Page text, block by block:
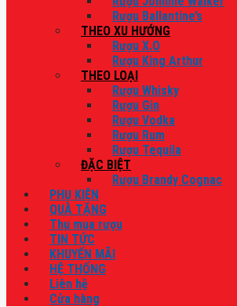
Rượu Ballantine’s
THEO XU HƯỚNG
Rượu X.O
Rượu King Arthur
THEO LOẠI
Rượu Whisky
Rượu Gin
Rượu Vodka
Rượu Rum
Rượu Tequila
ĐẶC BIỆT
Rượu Brandy Cognac
PHỤ KIỆN
QUÀ TẶNG
Thu mua rượu
TIN TỨC
KHUYẾN MÃI
HỆ THỐNG
Liên hệ
Cửa hàng